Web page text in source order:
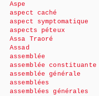
Aspe
aspect caché
aspect symptomatique
aspects péteux
Assa Traoré
Assad
assemblée
assemblée constituante
assemblée générale
assemblées
assemblées générales